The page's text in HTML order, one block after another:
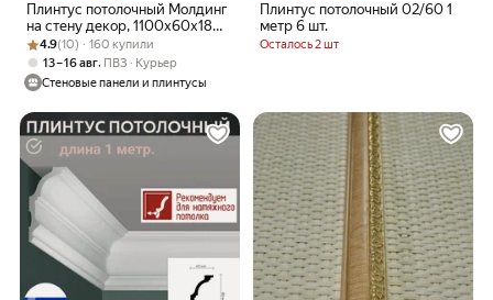
Плинтус потолочный Молдинг
на стену декор, 1100х60х18
мм Лен - 2 шт.
Рейтинг товара: 4.9 из 5
Оценок: (10) · 160 купили
4.9(10) · 160 купили
13 – 16 авг, ПВЗ
Курьер
Стеновые панели и плинтусы
Плинтус потолочный 02/60 1
метр 6 шт.
Осталось 2 шт